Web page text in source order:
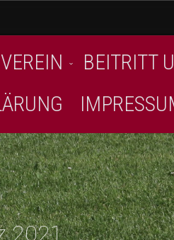
VEREIN BEITRITT
2021